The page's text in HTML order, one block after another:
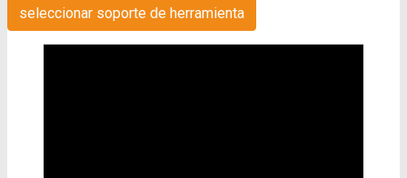
seleccionar soporte de herramienta